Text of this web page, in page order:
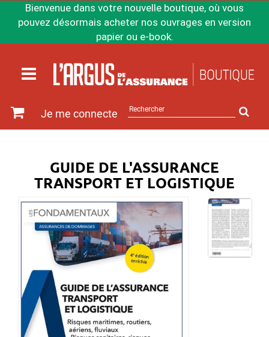
Bienvenue dans votre nouvelle boutique, où vous
pouvez désormais acheter nos ouvrages en version
papier ou e-book.
Je me connecte
Rechercher
sur
le
GUIDE DE L'ASSURANCE
TRANSPORT ET LOGISTIQUE